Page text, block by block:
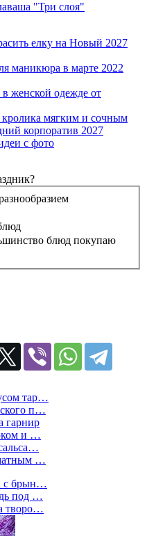
"Три слоя"
елку на Новый 2027
маникюра в марте 2022
женской одежде от
мягким и сочным
корпоратив 2027
с фото
блюд покупаю
тар…
п…
гарнир
и …
…
с брын…
под …
творо…